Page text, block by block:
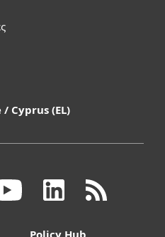
/ Cyprus (EL)
Policy Hub